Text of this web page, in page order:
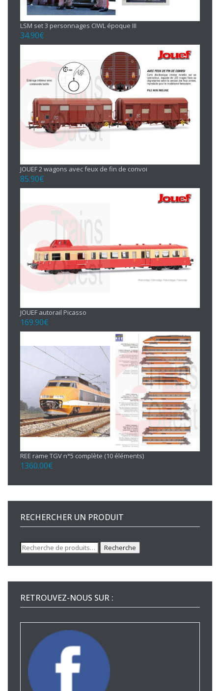
LSM set 3 personnages CIWL époque III
34.90€
JOUEF 2 wagons avec feux de fin de convoi
85.90€
JOUEF autorail Picasso
169.90€
REE rame TGV n°5 complète (10 éléments)
1360.00€
RECHERCHER UN PRODUIT
Recherche
pour :
Recherche
RETROUVEZ-NOUS SUR :